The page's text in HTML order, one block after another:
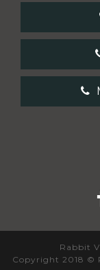
Rabbit
Copyright 2018 ©